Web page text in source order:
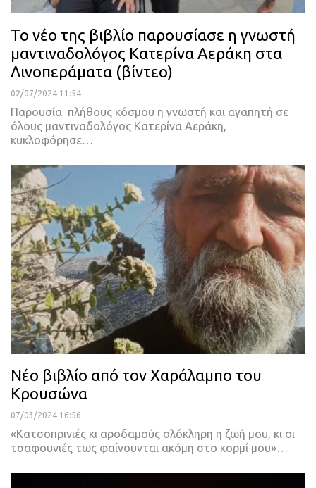
Το νέο της βιβλίο παρουσίασε η γνωστή
μαντιναδολόγος Κατερίνα Αεράκη στα
Λινοπεράματα (βίντεο)
02/07/2024 11:54
Παρουσία πλήθους κόσμου η γνωστή και αγαπητή σε
όλους μαντιναδολόγος Κατερίνα Αεράκη,
κυκλοφόρησε…
Νέο βιβλίο από τον Χαράλαμπο του
Κρουσώνα
07/03/2024 16:56
«Κατσοπρινιές κι αροδαμούς ολόκληρη η ζωή μου, κι οι
τσαφουνιές τως φαίνουνται ακόμη στο κορμί μου»…